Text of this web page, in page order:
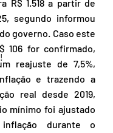
R$ 1.518 a partir de
segundo informou
governo. Caso este
106 for confirmado,
reajuste de 7,5%,
e trazendo a
real desde 2019,
mínimo foi ajustado
durante o